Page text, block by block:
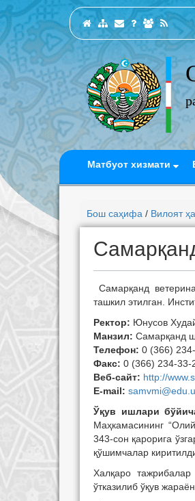
Матбуот хизмати
Бош саҳифа / Вилоят
Самарқанд
ташкил этилган.
Ректор: Юнусов
Манзил: Самарқанд
Телефон: 0 (366)
Факс: 0 (366) 234-33-
Веб-сайт: http://www.
E-mail:
Ўқув ишлари
Маҳкамасининг
343-сон қарорига
қўшимчалар
Халқаро
ўтказилиб ўқув